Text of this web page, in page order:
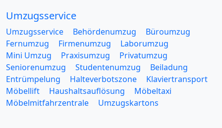
Umzugsservice
Umzugsservice Behördenumzug
Büroumzug
Fernumzug
Firmenumzug
Laborumzug
Mini Umzug
Praxisumzug
Privatumzug
Seniorenumzug
Studentenumzug
Beiladung
Entrümpelung
Halteverbotszone
Klaviertransport
Möbellift
Haushaltsauflösung
Möbeltaxi
Möbelmitfahrzentrale
Umzugskartons